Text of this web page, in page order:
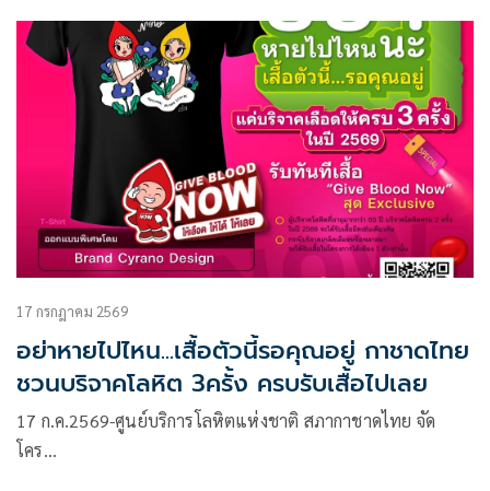
17 กรกฎาคม 2569
อย่าหายไปไหน...เสื้อตัวนี้รอคุณอยู่ กาชาดไทย
ชวนบริจาคโลหิต 3ครั้ง ครบรับเสื้อไปเลย
17 ก.ค.2569-ศูนย์บริการโลหิตแห่งชาติ สภากาชาดไทย จัด
โคร…